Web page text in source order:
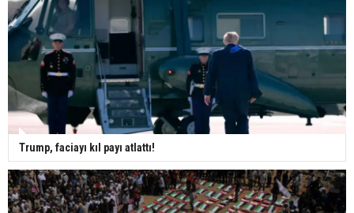
Trump, faciayı kıl payı atlattı!